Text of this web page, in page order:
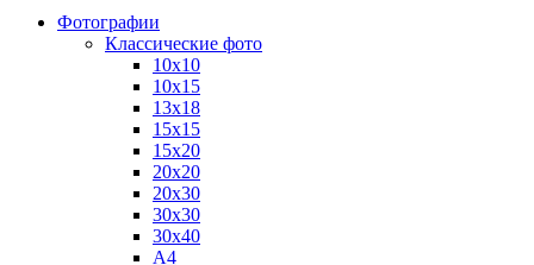
Фотографии
Классические фото
10х10
10х15
13х18
15х15
15х20
20х20
20х30
30х30
30х40
А4